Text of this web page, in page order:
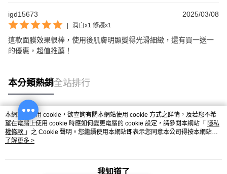
igd15673 2025/03/08
| 潤白x1 修護x1
這款面膜效果很棒，使用後肌膚明顯變得光滑細緻，還有買一送一
的優惠，超值推薦！
本分類熱銷全站排行
熱門標籤
本網站中使用 cookie，欲查詢有關本網站使用 cookie 方式之詳情，及若您不希
望在電腦上使用 cookie 時應如何變更電腦的 cookie 設定，請參閱本網站「 隱私
權條款 」之 Cookie 聲明。您繼續使用本網站即表示您同意本公司得按本網站使
用條款之 Cookie 聲明使用 cookie。
了解更多 >
我知道了